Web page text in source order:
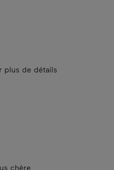
plus de détails
chère